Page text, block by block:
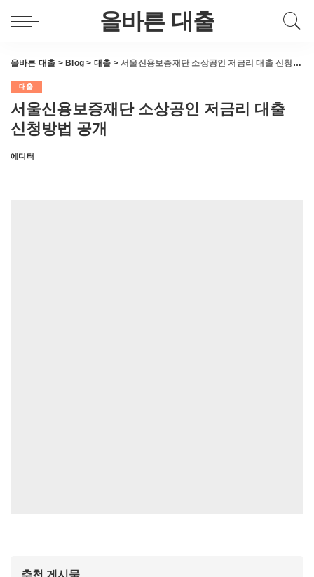
올바른 대출
올바른 대출 > Blog > 대출 >서울신용보증재단 소상공인 저금리 대출 신청방법 공개
대출
서울신용보증재단 소상공인 저금리 대출
신청방법 공개
Posted
에디터
추천 게시물